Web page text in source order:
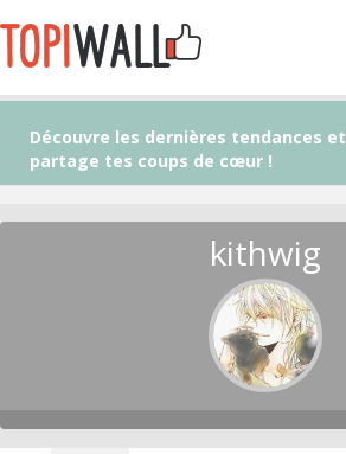
Découvre les dernières tendances et
partage tes coups de cœur !
kithwig